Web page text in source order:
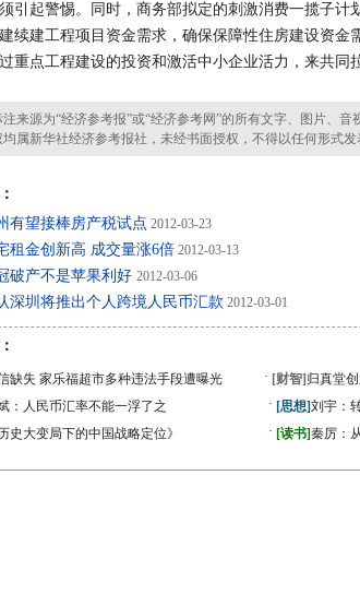
引起警惕。同时，商务部拟定的刺激消费一揽子计
续建工程项目资金需求，确保保障性住房建设资金
重点工程建设的投资和激活中小企业活力，来共同
源为“经济参考报”或“经济参考网”的所有文字、图片、音
属新华社经济参考报社，未经书面授权，不得以任何形式发
有望接棒房产税试点 2012-03-23
租金创新高 成交量涨6倍 2012-03-13
破产不是苹果利好 2012-03-06
深圳将推出个人跨境人民币汇款 2012-03-01
缺失 家乐福超市多种违法手段遭曝光 · [财智] 归真堂
：人民币汇率不能一浮了之 · [思想]刘宇：
历史大变局下的中国战略定位》 · [读书]秦厉：